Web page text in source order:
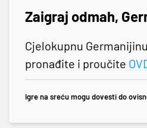
Zaigraj odmah,
Cjelokupnu
pronađite i proučite
Igre na sreću mogu dovesti do